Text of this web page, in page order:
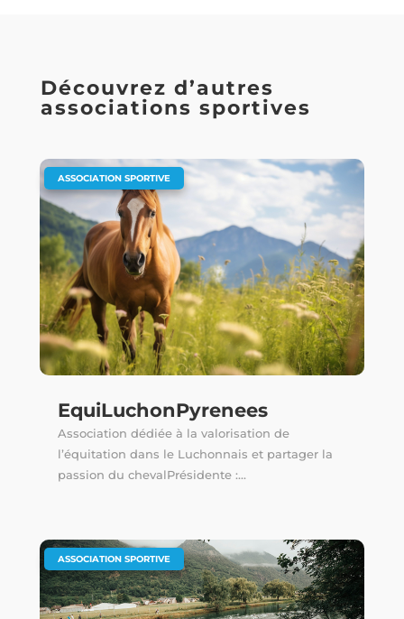
Découvrez d’autres
associations sportives
EquiLuchonPyrenees
ASSOCIATION SPORTIVE
Association dédiée à la valorisation de
l’équitation dans le Luchonnais et partager la
passion du chevalPrésidente :...
ASSOCIATION SPORTIVE